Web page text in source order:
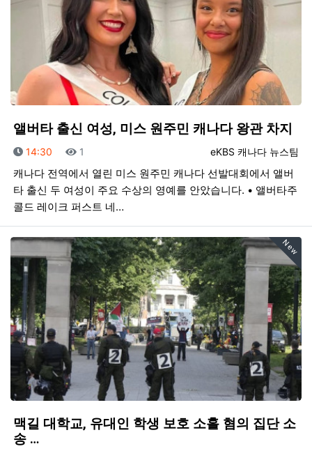
앨버타 출신 여성, 미스 원주민 캐나다 왕관 차지
등록자
eKBS 캐나다 뉴스팀
등록일
14:30 조회
1
캐나다 전역에서 열린 미스 원주민 캐나다 선발대회에서 앨버
타 출신 두 여성이 주요 수상의 영예를 안았습니다. • 앨버타주
콜드 레이크 퍼스트 네…
New
맥길 대학교, 유대인 학생 보호 소홀 혐의 집단 소
송 …